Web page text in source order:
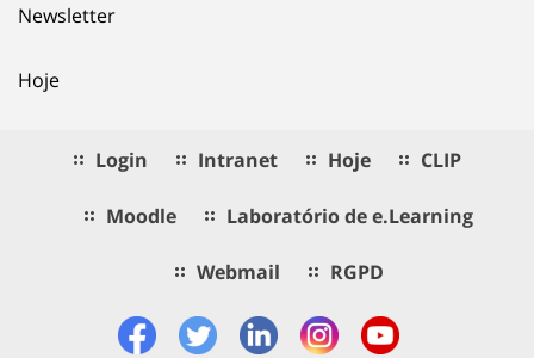
Newsletter
Hoje
Login Intranet Hoje CLIP
Moodle Laboratório de e.Learning
Webmail RGPD